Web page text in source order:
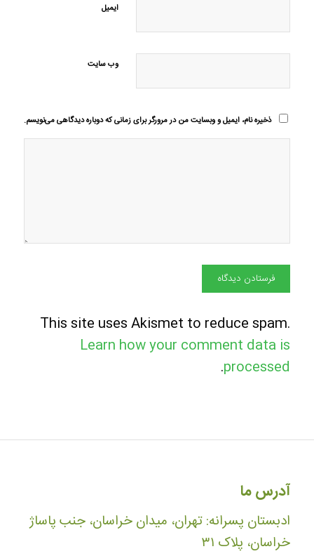
ایمیل
وب‌ سایت
ذخیره نام، ایمیل و وبسایت من در مرورگر برای زمانی که دوباره دیدگاهی می‌نویسم.
This site uses Akismet to reduce spam.
Learn how your comment data is
processed
.
آدرس ما
ادبستان پسرانه: تهران، میدان خراسان، جنب پاساژ
خراسان، پلاک ۳۱